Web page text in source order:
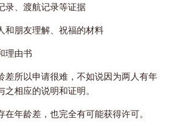
录、渡航记录等证据
和朋友理解、祝福的材料
理由书
差所以申请很难，不如说因为两人有年
相应的说明和证明。
在年龄差，也完全有可能获得许可。